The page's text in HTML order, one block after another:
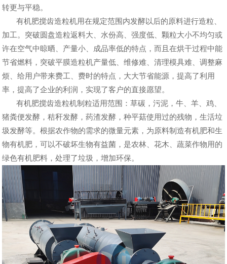
转更与平稳。
有机肥搅齿造粒机用在规定范围内发酵以后的原料进行造粒、
加工。突破圆盘造粒返料大、水份高、强度低、颗粒大小不均匀或
许在空气中晾晒、产量小、成品率低的特点，而且在烘干过程中能
节省燃料，突破平膜造粒机产量低、维修难、清理模具难、调整麻
烦、给用户带来费工、费时的特点，大大节省能源，提高了利用
率，提高了企业的利润，实现了客户的直接愿望。
有机肥搅齿造粒机制粒适用范围：草碳，污泥，牛、羊、鸡、
猪粪便发酵，秸秆发酵，药渣发酵，种平菇使用过的残物，生活垃
圾发酵等。根据农作物的需求的微量元素，为原料制造有机肥和生
物有机肥，可以不破坏生物有益菌，是农林、花木、蔬菜作物用的
绿色有机肥料，处理了垃圾，增加环保。